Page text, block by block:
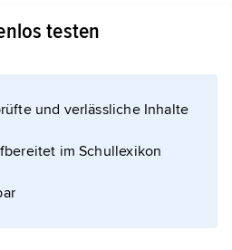
zum Artikel
testen
und verlässliche Inhalte
im Schullexikon